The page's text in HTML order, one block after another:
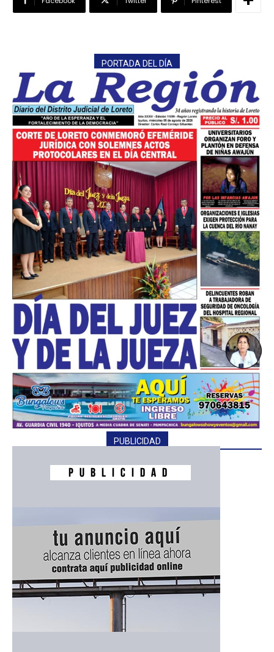
━ Planes
PORTADA DEL DÍA
PUBLICIDAD